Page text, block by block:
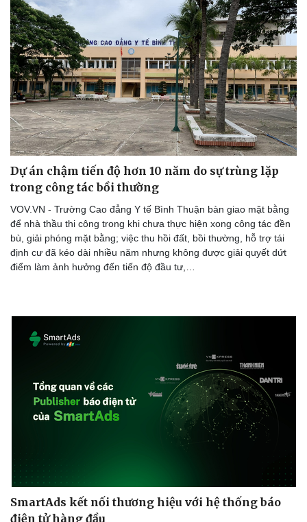
Doanh nghiệp
Thông tin doanh nghiệp
Doanh nghiệp 24h
Doanh nhân
Vì cộng đồng
Công nghệ
Sành điệu
Tin Công nghệ
Trải nghiệm
Chuyển đổi số
Dự án chậm tiến độ hơn 10 năm do sự trùng lặp
trong công tác bồi thường
VOV.VN - Trường Cao đẳng Y tế Bình Thuận bàn giao mặt bằng
để nhà thầu thi công trong khi chưa thực hiện xong công tác đền
bù, giải phóng mặt bằng; việc thu hồi đất, bồi thường, hỗ trợ tái
định cư đã kéo dài nhiều năm nhưng không được giải quyết dứt
điểm làm ảnh hưởng đến tiến độ đầu tư,…
SmartAds kết nối thương hiệu với hệ thống báo
điện tử hàng đầu